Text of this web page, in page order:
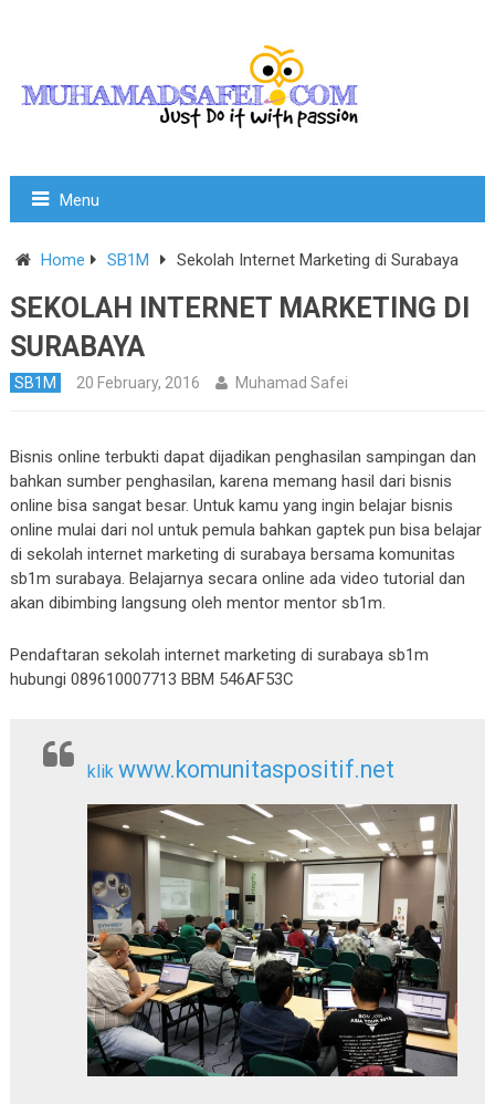
Menu
Home SB1M Sekolah Internet Marketing di Surabaya
SEKOLAH INTERNET MARKETING DI
SURABAYA
SB1M 20 February, 2016 Muhamad Safei
Bisnis online terbukti dapat dijadikan penghasilan sampingan dan
bahkan sumber penghasilan, karena memang hasil dari bisnis
online bisa sangat besar. Untuk kamu yang ingin belajar bisnis
online mulai dari nol untuk pemula bahkan gaptek pun bisa belajar
di sekolah internet marketing di surabaya bersama komunitas
sb1m surabaya. Belajarnya secara online ada video tutorial dan
akan dibimbing langsung oleh mentor mentor sb1m.
Pendaftaran sekolah internet marketing di surabaya sb1m
hubungi 089610007713 BBM 546AF53C
klik www.komunitaspositif.net